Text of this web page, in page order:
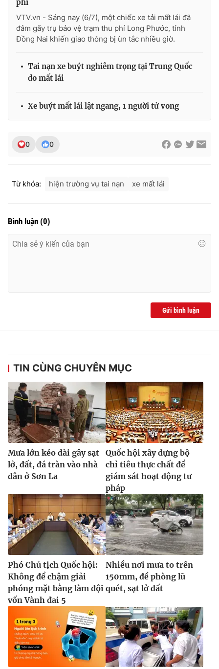
Ðiện thoại Thời báo VTV:
Email:toasoan@vtv.vn
Liên hệ quảng cáo: 024-7300.7108
thuận bằng văn bản. Ghi rõ nguồn VTV.vn khi phát hành lại
thông tin từ website này.
phí
VTV.vn - Sáng nay (6/7), một chiếc xe tải mất lái đã
đâm gãy trụ bảo vệ trạm thu phí Long Phước, tỉnh
Đồng Nai khiến giao thông bị ùn tắc nhiều giờ.
Tai nạn xe buýt nghiêm trọng tại Trung Quốc
do mất lái
Xe buýt mất lái lật ngang, 1 người tử vong
0 0
Từ khóa: hiện trường vụ tai nạn xe mất lái
Bình luận (0)
Gửi bình luận
TIN CÙNG CHUYÊN MỤC
Mưa lớn kéo dài gây sạt
lở, đất, đá tràn vào nhà
dân ở Sơn La
Quốc hội xây dựng bộ
chỉ tiêu thực chất để
giám sát hoạt động tư
pháp
Phó Chủ tịch Quốc hội:
Không để chậm giải
phóng mặt bằng làm đội
vốn Vành đai 5
Nhiều nơi mưa to trên
150mm, đề phòng lũ
quét, sạt lở đất